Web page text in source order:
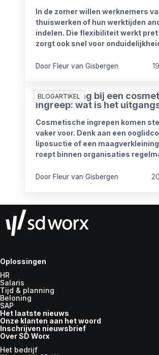
In de zomer willen werknemers
thuiswerken of hun werktijden
indelen. Die flexibiliteit werkt
zorgt ook snel voor
iemand bereikbaar? En hoe blijft
Door Fleur van Gisbergen
BLOGARTIKEL
Ziekmelding bij een
ingreep: wat is het
Cosmetische ingrepen komen
vaker voor. Denk aan een
liposuctie of een
roept binnen organisaties
Door Fleur van Gisbergen
Oplossingen
HR
Salaris
Tijd & planning
Beloning
SAP
Het laatste nieuws
Onze klanten aan het woord
Inschrijven nieuwsbrief
Over SD Worx
Het bedrijf